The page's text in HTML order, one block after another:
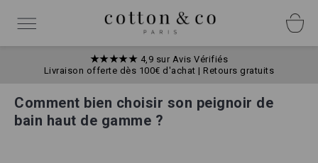
contenu
Basculer
★★★★★ 4,9 sur Avis Vérifiés
Livraison offerte dès 100€ d'achat | Retours gratuits
Comment bien choisir son peignoir de
bain haut de gamme ?